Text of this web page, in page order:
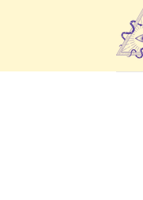
dung